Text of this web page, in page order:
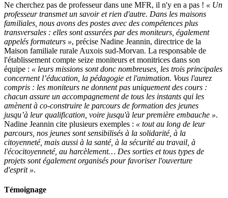
Ne cherchez pas de professeur dans une MFR, il n'y en a pas ! « Un
professeur transmet un savoir et rien d'autre. Dans les maisons
familiales, nous avons des postes avec des compétences plus
transversales : elles sont assurées par des moniteurs, également
appelés formateurs », précise Nadine Jeannin, directrice de la
Maison familiale rurale Auxois sud-Morvan. La responsable de
l'établissement compte seize moniteurs et monitrices dans son
équipe : « leurs missions sont donc nombreuses, les trois principales
concernent l’éducation, la pédagogie et l'animation. Vous l'aurez
compris : les moniteurs ne donnent pas uniquement des cours :
chacun assure un accompagnement de tous les instants qui les
amènent à co-construire le parcours de formation des jeunes
jusqu’à leur qualification, voire jusqu'à leur première embauche ».
Nadine Jeannin cite plusieurs exemples : « tout au long de leur
parcours, nos jeunes sont sensibilisés à la solidarité, à la
citoyenneté, mais aussi à la santé, à la sécurité au travail, à
l'écocitoyenneté, au harcèlement… Des sorties et tous types de
projets sont également organisés pour favoriser l'ouverture
d'esprit ».
Témoignage